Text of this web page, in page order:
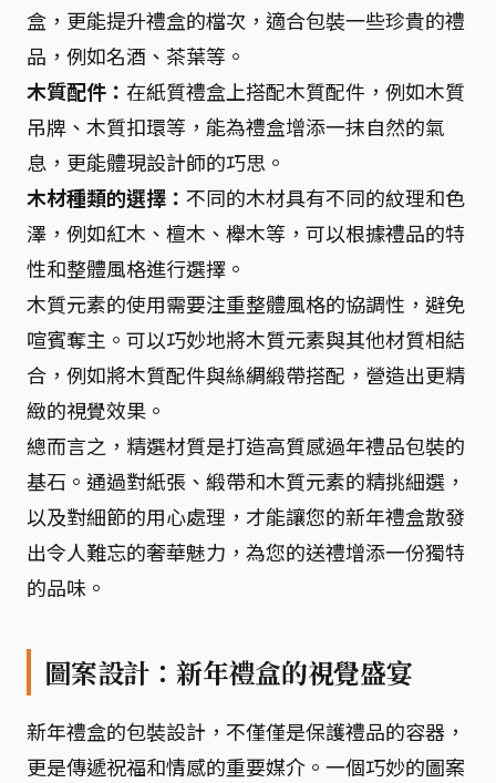
盒，更能提升禮盒的檔次，適合包裝一些珍貴的禮
品，例如名酒、茶葉等。
木質配件： 在紙質禮盒上搭配木質配件，例如木質
吊牌、木質扣環等，能為禮盒增添一抹自然的氣
息，更能體現設計師的巧思。
木材種類的選擇： 不同的木材具有不同的紋理和色
澤，例如紅木、檀木、櫸木等，可以根據禮品的特
性和整體風格進行選擇。
木質元素的使用需要注重整體風格的協調性，避免
喧賓奪主。可以巧妙地將木質元素與其他材質相結
合，例如將木質配件與絲綢緞帶搭配，營造出更精
緻的視覺效果。
總而言之，精選材質是打造高質感過年禮品包裝的
基石。通過對紙張、緞帶和木質元素的精挑細選，
以及對細節的用心處理，才能讓您的新年禮盒散發
出令人難忘的奢華魅力，為您的送禮增添一份獨特
的品味。
圖案設計：新年禮盒的視覺盛宴
新年禮盒的包裝設計，不僅僅是保護禮品的容器，
更是傳遞祝福和情感的重要媒介。一個巧妙的圖案